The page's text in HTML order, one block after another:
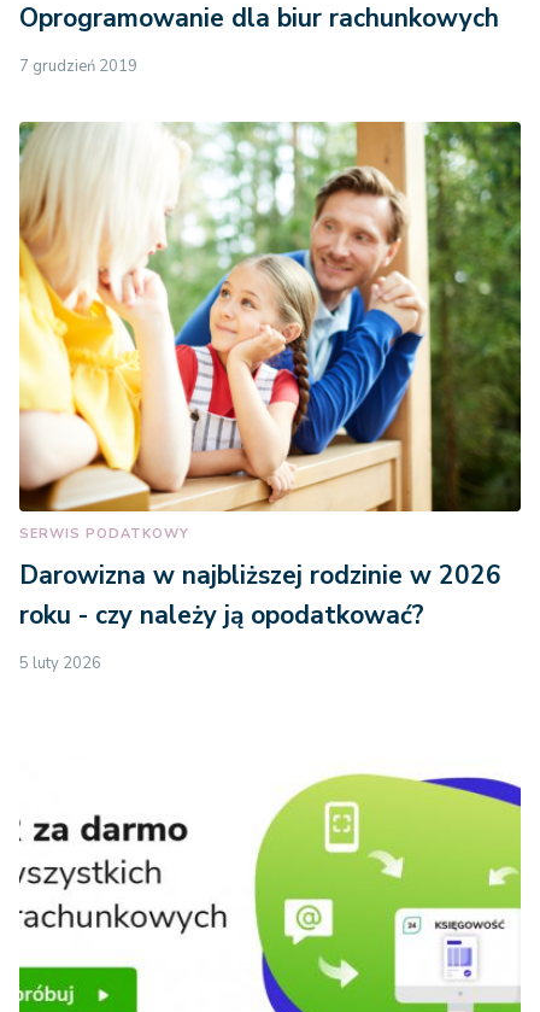
Oprogramowanie dla biur rachunkowych
7 grudzień 2019
SERWIS PODATKOWY
Darowizna w najbliższej rodzinie w 2026
roku - czy należy ją opodatkować?
5 luty 2026